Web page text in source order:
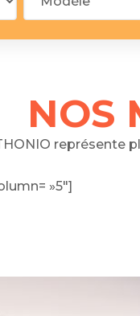
NOS
représente
»5″]